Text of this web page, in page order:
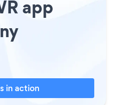
app
in action